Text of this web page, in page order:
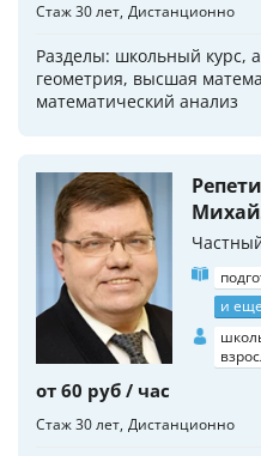
Стаж 30 лет Дистанционно
Разделы: школьный курс,
геометрия, высшая
математический анализ
и
от 60 руб / час
Стаж 30 лет Дистанционно